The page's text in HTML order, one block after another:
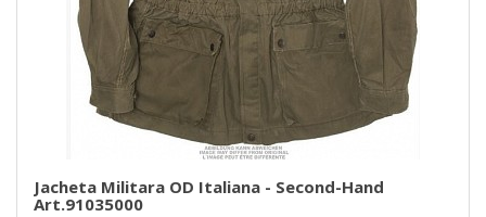
Jacheta Militara OD Italiana - Second-Hand
Art.91035000